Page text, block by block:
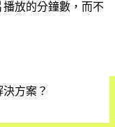
放的分鐘數，而不
方案？